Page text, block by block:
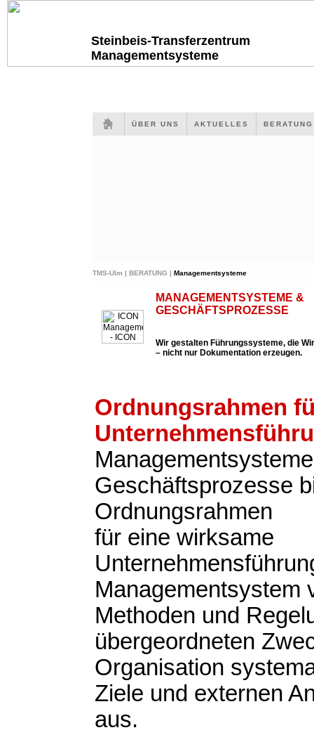
Steinbeis-Transferzentrum
Managementsysteme
ÜBER UNS AKTUELLES
TMS-Ulm | BERATUNG | Managementsysteme
MANAGEMENTSYSTEME &
GESCHÄFTSPROZESSE
Wir gestalten Führungssysteme, die
– nicht nur Dokumentation erzeugen.
Ordnungsrahmen
Geschäftsprozesse
Ordnungsrahmen
für eine wirksame
Managementsystem
Methoden und
übergeordneten
Organisation
Ziele und externen
aus.